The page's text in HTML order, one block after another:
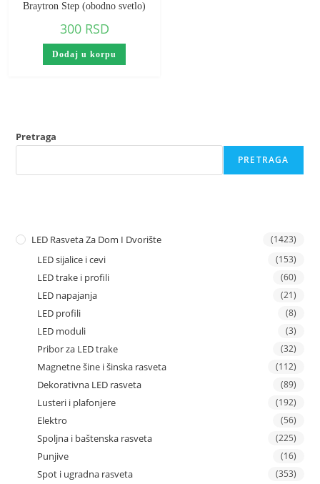
Braytron Step (obodno svetlo)
300 RSD
Dodaj u korpu
Pretraga
PRETRAGA
LED Rasveta Za Dom I Dvorište (1423)
LED sijalice i cevi (153)
LED trake i profili (60)
LED napajanja (21)
LED profili (8)
LED moduli (3)
Pribor za LED trake (32)
Magnetne šine i šinska rasveta (112)
Dekorativna LED rasveta (89)
Lusteri i plafonjere (192)
Elektro (56)
Spoljna i baštenska rasveta (225)
Punjive (16)
Spot i ugradna rasveta (353)